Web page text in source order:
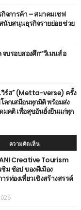
จการค้า – สมาคมเชฟ
นับสนุนธุรกิจรายย่อย ช่วย
บรอบสองศึก“วีเมนส์ อ
วิร์ส" (Metta-verse) ครั้ง
ลกเสมือนทุกมิติ พร้อมส่ง
มคติ เพื่อสุขอันยั่งยืนแก่ทุก
ความคิดเห็น
Creative Tourism
ช้อป ของดีเมือง
ท่องเที่ยวเชิงสร้างสรรค์